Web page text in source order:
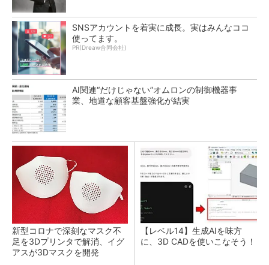
SNSアカウントを着実に成長。実はみんなココ
使ってます。
PR(Dreaw合同会社)
AI関連“だけじゃない”オムロンの制御機器事
業、地道な顧客基盤強化が結実
新型コロナで深刻なマスク不
足を3Dプリンタで解消、イグ
アスが3Dマスクを開発
【レベル14】生成AIを味方
に、3D CADを使いこなそう！